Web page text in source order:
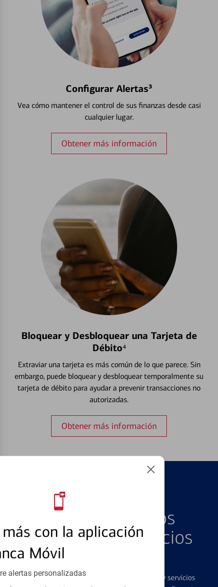
con la aplicación
Móvil
alertas personalizadas
Configurar Alertas³
Vea cómo mantener el control de sus finanzas desde casi
cualquier lugar.
Obtener más información
Bloquear y Desbloquear una Tarjeta de
Débito⁴
Extraviar una tarjeta es más común de lo que parece. Sin
embargo, puede bloquear y desbloquear temporalmente su
tarjeta de débito para ayudar a prevenir transacciones no
autorizadas.
Obtener más información
Explore Nuestros
Productos y Servicios
Destacados
Ofrecemos una amplia gama de productos y servicios